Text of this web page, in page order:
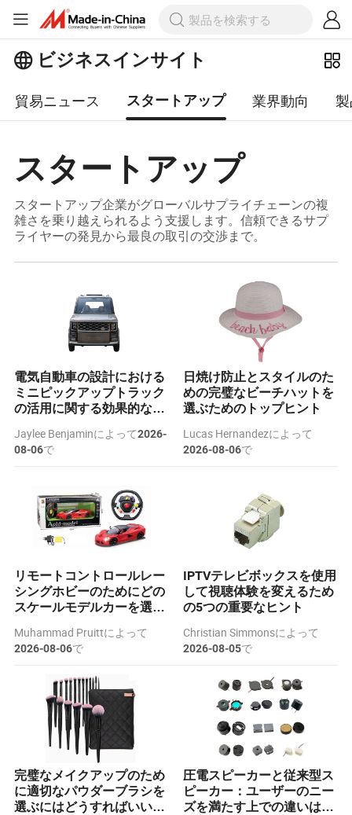
ビジネスインサイト
貿易ニュース スタートアップ 業界動向
スタートアップ
スタートアップ企業がグローバルサプライチェーンの複
雑さを乗り越えられるよう支援します。信頼できるサプ
ライヤーの発見から最良の取引の交渉まで。
電気自動車の設計における
ミニピックアップトラック
の活用に関する効果的な戦
Jaylee Benjaminによって2026-
08-06で
日焼け防止とスタイルのた
めの完璧なビーチハットを
選ぶためのトップヒント
Lucas Hernandezによって
2026-08-06で
リモートコントロールレー
シングホビーのためにどの
スケールモデルカーを選ぶ
Muhammad Pruittによって
2026-08-06で
IPTVテレビボックスを使用
して視聴体験を変えるため
の5つの重要なヒント
Christian Simmonsによって
2026-08-05で
完璧なメイクアップのため
に適切なパウダーブラシを
選ぶにはどうすればいいで
圧電スピーカーと従来型ス
ピーカー：ユーザーのニー
ズを満たす上での違いは何